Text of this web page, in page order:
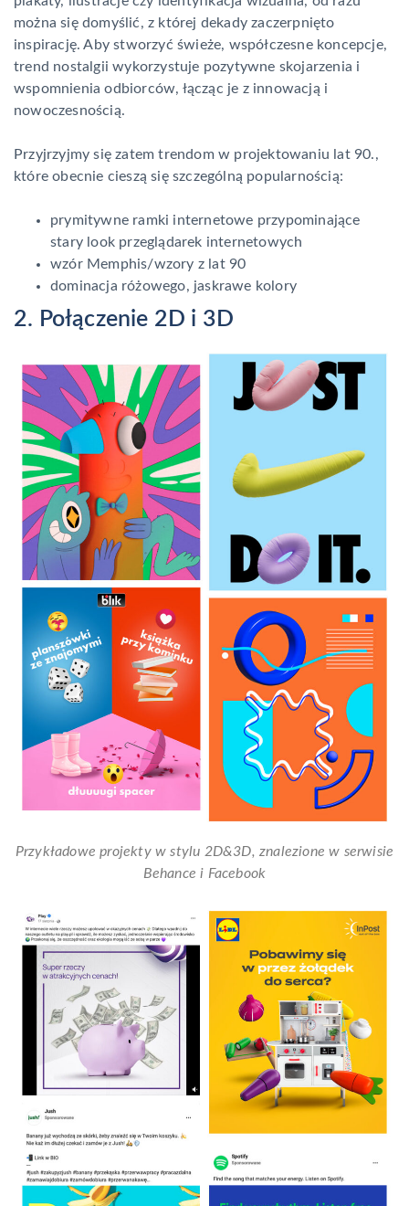
można się domyślić, z której dekady zaczerpnięto
inspirację. Aby stworzyć świeże, współczesne koncepcje,
trend nostalgii wykorzystuje pozytywne skojarzenia i
wspomnienia odbiorców, łącząc je z innowacją i
nowoczesnością.
Przyjrzyjmy się zatem trendom w projektowaniu lat 90.,
które obecnie cieszą się szczególną popularnością:
prymitywne ramki internetowe przypominające
stary look przeglądarek internetowych
wzór Memphis/wzory z lat 90
dominacja różowego, jaskrawe kolory
2. Połączenie 2D i 3D
Przykładowe projekty w stylu 2D&3D, znalezione w serwisie
Behance i Facebook